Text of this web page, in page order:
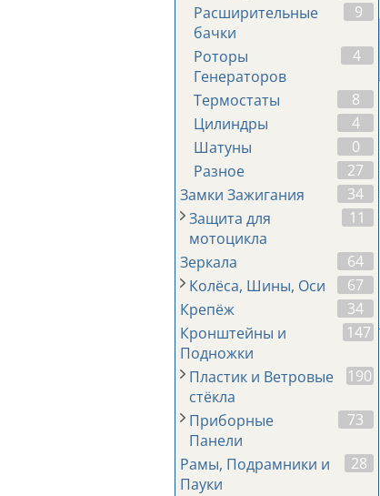
Расширительные
бачки
9
Роторы
Генераторов
4
Термостаты
8
Цилиндры
4
Шатуны
0
Разное
27
Замки Зажигания
34
Защита для
мотоцикла
11
Зеркала
64
Колёса, Шины, Оси
67
Крепёж
34
Кронштейны и
Подножки
147
Пластик и Ветровые
стёкла
190
Приборные
Панели
73
Рамы, Подрамники и
Пауки
28